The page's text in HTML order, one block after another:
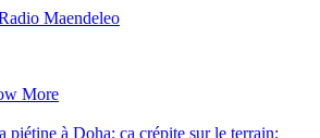
More
piétine à Doha; ça crépite sur le terrain;